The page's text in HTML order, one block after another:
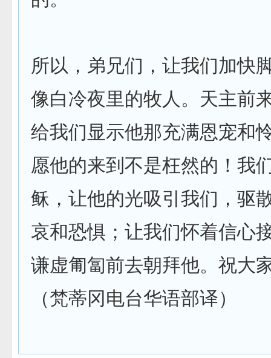
所以，弟兄们，让我们加快
像白冷夜里的牧人。天主前
给我们显示他那充满恩宠和
愿他的来到不是枉然的！我
稣，让他的光吸引我们，驱
哀和恐惧；让我们怀着信心
谦虚匍匐前去朝拜他。祝大
（梵蒂冈电台华语部译）